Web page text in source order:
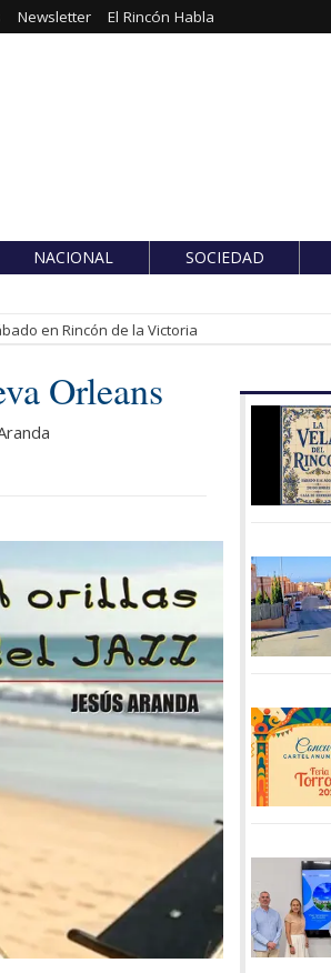
Newsletter El Rincón Habla
NACIONAL SOCIEDAD
en Rincón de la Victoria
Orleans